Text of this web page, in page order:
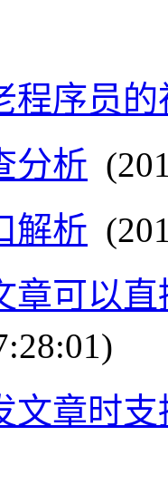
程序员
分析
解析
章可以
文章时